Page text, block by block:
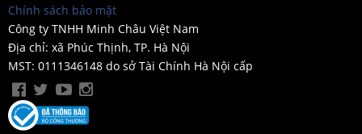
Chính sách bảo mật
Công ty TNHH Minh Châu Việt Nam
Địa chỉ: xã Phúc Thịnh, TP. Hà Nội
MST: 0111346148 do sở Tài Chính Hà Nội cấp